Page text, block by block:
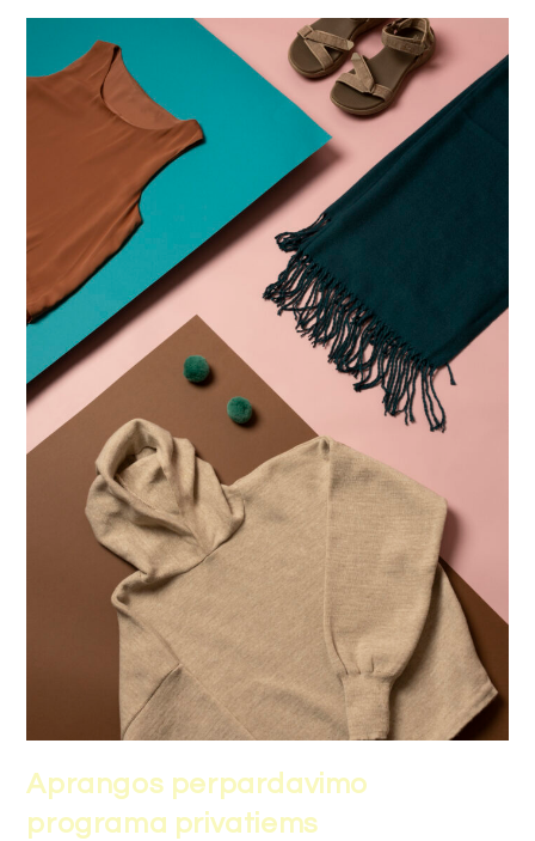
Aprangos perpardavimo
programa privatiems